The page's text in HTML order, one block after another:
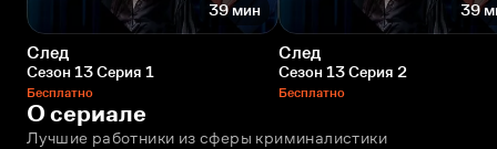
39 мин
След
Сезон 13 Серия 1
Бесплатно
39
След
Сезон 13 Серия 2
Бесплатно
О сериале
Лучшие работники из сферы криминалистики